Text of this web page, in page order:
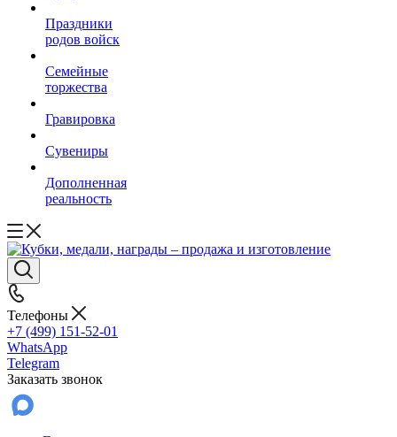
Праздники
родов войск
Семейные
торжества
Гравировка
Сувениры
Дополненная
реальность
Телефоны
+7 (499) 151-52-01
WhatsApp
Telegram
Заказать звонок